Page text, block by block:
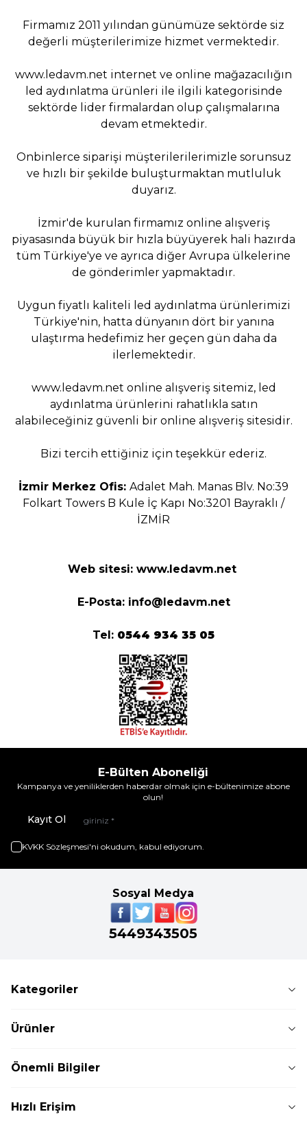
Firmamız 2011 yılından günümüze sektörde siz
değerli müşterilerimize hizmet vermektedir.
www.ledavm.net internet ve online mağazacılığın
led aydınlatma ürünleri ile ilgili kategorisinde
sektörde lider firmalardan olup çalışmalarına
devam etmektedir.
Onbinlerce siparişi müşterilerilerimizle sorunsuz
ve hızlı bir şekilde buluşturmaktan mutluluk
duyarız.
İzmir'de kurulan firmamız online alışveriş
piyasasında büyük bir hızla büyüyerek hali hazırda
tüm Türkiye'ye ve ayrıca diğer Avrupa ülkelerine
de gönderimler yapmaktadır.
Uygun fiyatlı kaliteli led aydınlatma ürünlerimizi
Türkiye'nin, hatta dünyanın dört bir yanına
ulaştırma hedefimiz her geçen gün daha da
ilerlemektedir.
www.ledavm.net online alışveriş sitemiz, led
aydınlatma ürünlerini rahatlıkla satın
alabileceğiniz güvenli bir online alışveriş sitesidir.
Bizi tercih ettiğiniz için teşekkür ederiz.
İzmir Merkez Ofis: Adalet Mah. Manas Blv. No:39
Folkart Towers B Kule İç Kapı No:3201 Bayraklı /
İZMİR
Web sitesi: www.ledavm.net
E-Posta: info@ledavm.net
Tel: 0544 934 35 05
E-Bülten Aboneliği
Kampanya ve yeniliklerden haberdar olmak için e-bültenimize abone
olun!
Kayıt Ol
KVKK Sözleşmesi'ni okudum, kabul ediyorum.
Sosyal Medya
5449343505
Kategoriler
Ürünler
Önemli Bilgiler
Hızlı Erişim